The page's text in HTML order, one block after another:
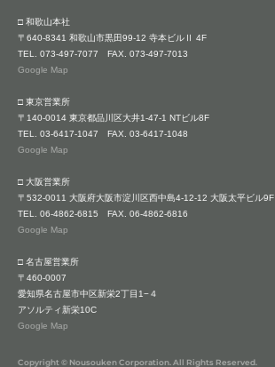
□ 和歌山本社
〒640-8341 和歌山市黒田99-12 寺本ビルⅡ 4F
TEL. 073-497-7077 FAX. 073-497-7013
Google Map
□ 東京営業所
〒140-0014 東京都品川区大井1-47-1 NTビル8F
TEL. 03-6417-1047 FAX. 03-6417-1048
Google Map
□ 大阪営業所
〒532-0011 大阪府大阪市淀川区西中島4-12-12 大阪太平ビル9F
TEL. 06-4862-6815 FAX. 06-4862-6816
Google Map
□ 名古屋営業所
〒460-0007
愛知県名古屋市中区新栄2丁目1−４
アソルティ新栄10C
Google Map
Copyright © Nousouken Corporation. All Rights Reserved.